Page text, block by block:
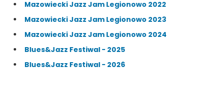
Mazowiecki Jazz Jam Legionowo 2022
Mazowiecki Jazz Jam Legionowo 2023
Mazowiecki Jazz Jam Legionowo 2024
Blues&Jazz Festiwal - 2025
Blues&Jazz Festiwal - 2026